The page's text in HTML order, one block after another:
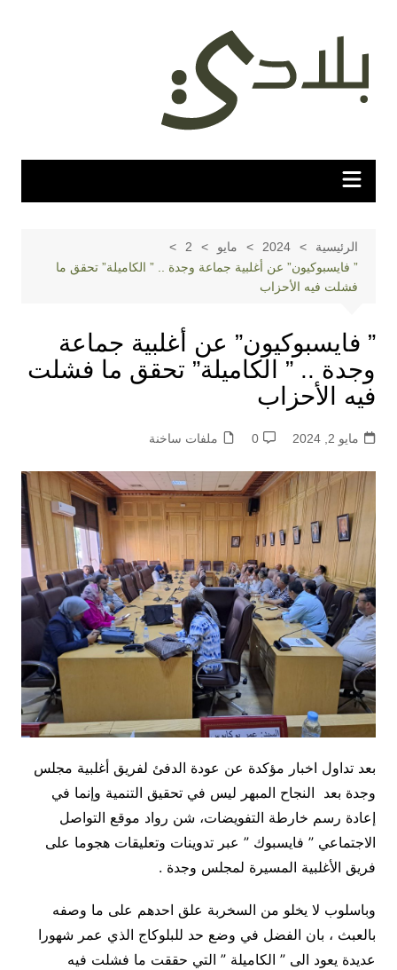
المحتوى
الرئيسية 2024 مايو
2
” فايسبوكيون” عن أغلبية جماعة وجدة .. ” الكاميلة” تحقق ما
فشلت فيه الأحزاب
” فايسبوكيون” عن أغلبية جماعة
وجدة .. ” الكاميلة” تحقق ما فشلت
فيه الأحزاب
مايو 2, 2024 0 ملفات ساخنة
بعد تداول اخبار مؤكدة عن عودة الدفئ لفريق أغلبية مجلس
وجدة بعد النجاح المبهر ليس في تحقيق التنمية وإنما في
إعادة رسم خارطة التفويضات، شن رواد موقع التواصل
الاجتماعي ” فايسبوك ” عبر تدوينات وتعليقات هجوما على
فريق الأغلبية المسيرة لمجلس وجدة .
وباسلوب لا يخلو من السخربة علق احدهم على ما وصفه
بالعبث ، بان الفضل في وضع حد للبلوكاج الذي عمر شهورا
عديدة يعود الى ” الكاميلة ” التي حققت ما فشلت فيه